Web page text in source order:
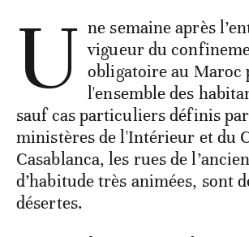
U ne semaine après
vigueur du
obligatoire au Maroc
l'ensemble des
sauf cas particuliers définis
ministères de l'Intérieur et du
Casablanca, les rues de
d’habitude très animées, sont
désertes.